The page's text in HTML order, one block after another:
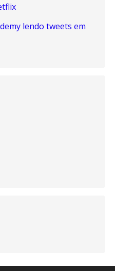
lendo tweets em